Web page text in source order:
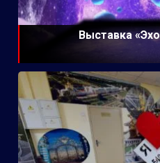
Выставка